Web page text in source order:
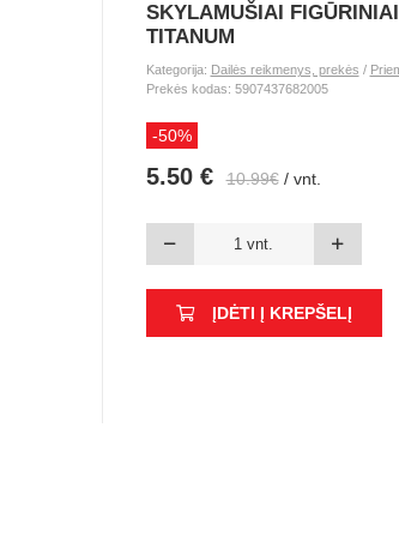
SKYLAMUŠIAI
TITANUM
Kategorija: Dailės reikmenys, prekės /
Prekės kodas: 5907437682005
-50%
5.50 € 10.99€/ vnt.
ĮDĖTI Į KREPŠELĮ